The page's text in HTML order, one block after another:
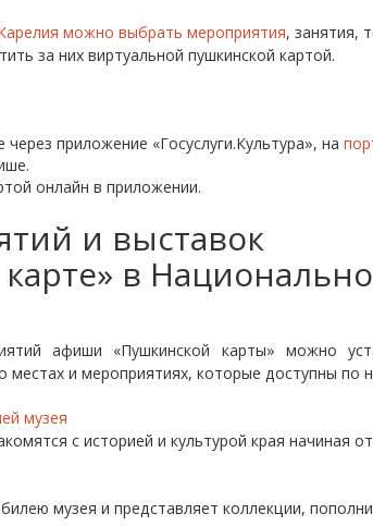
можно выбрать мероприятия, занятия,
за них виртуальной пушкинской картой.
приложение «Госуслуги.Культура», на
онлайн в приложении.
и выставок
в
афиши «Пушкинской карты» можно
и мероприятиях, которые доступны по
музея
с историей и культурой края начиная
музея и представляет коллекции,